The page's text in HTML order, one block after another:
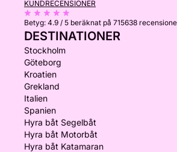
KUNDRECENSIONER
Betyg: 4.9 / 5 beräknat på 715638
DESTINATIONER
Stockholm
Göteborg
Kroatien
Grekland
Italien
Spanien
Hyra båt Segelbåt
Hyra båt Motorbåt
Hyra båt Katamaran